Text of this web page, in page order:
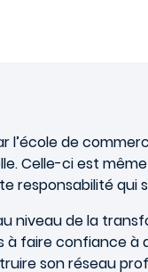
de
Celle-ci est
responsabilité qui
niveau de la
à faire confiance
son réseau